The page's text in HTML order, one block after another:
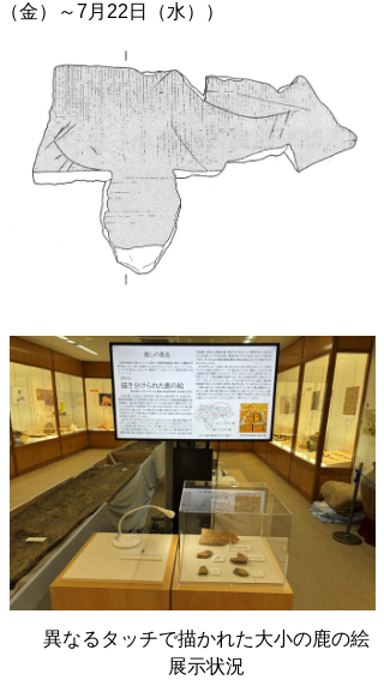
（金）～7月22日（水））
異なるタッチで描かれた大小の鹿の絵
展示状況